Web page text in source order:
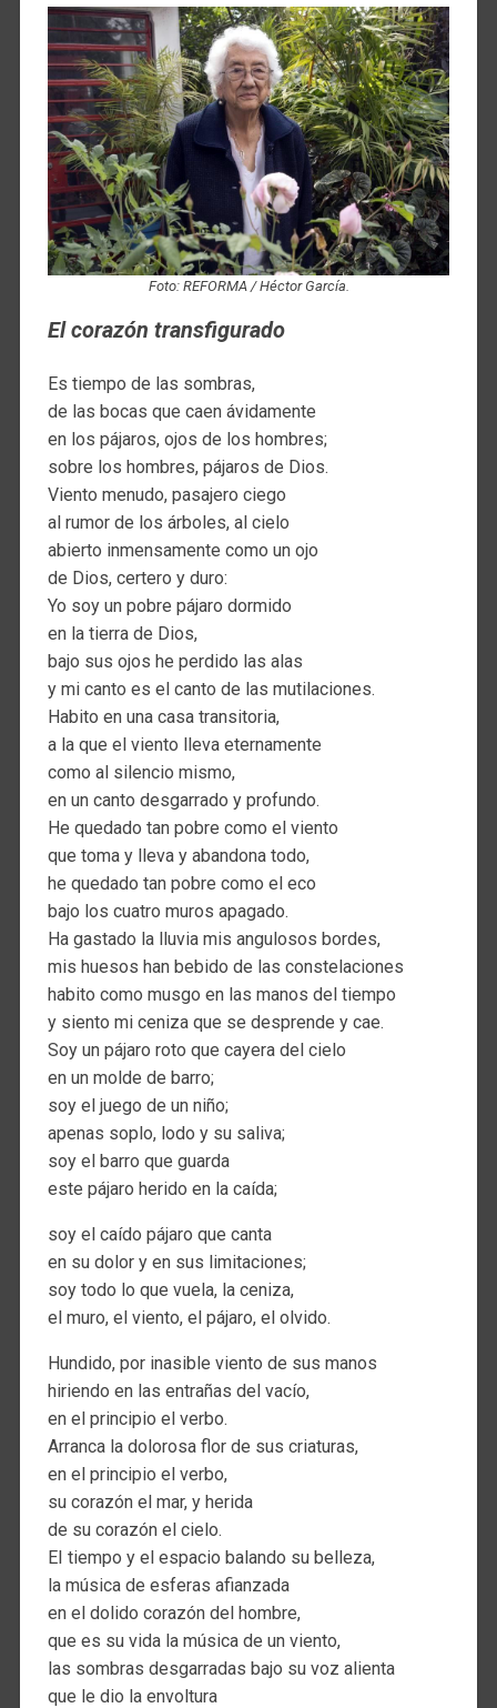
Foto: REFORMA / Héctor García.
El corazón transfigurado
Es tiempo de las sombras,
de las bocas que caen ávidamente
en los pájaros, ojos de los hombres;
sobre los hombres, pájaros de Dios.
Viento menudo, pasajero ciego
al rumor de los árboles, al cielo
abierto inmensamente como un ojo
de Dios, certero y duro:
Yo soy un pobre pájaro dormido
en la tierra de Dios,
bajo sus ojos he perdido las alas
y mi canto es el canto de las mutilaciones.
Habito en una casa transitoria,
a la que el viento lleva eternamente
como al silencio mismo,
en un canto desgarrado y profundo.
He quedado tan pobre como el viento
que toma y lleva y abandona todo,
he quedado tan pobre como el eco
bajo los cuatro muros apagado.
Ha gastado la lluvia mis angulosos bordes,
mis huesos han bebido de las constelaciones
habito como musgo en las manos del tiempo
y siento mi ceniza que se desprende y cae.
Soy un pájaro roto que cayera del cielo
en un molde de barro;
soy el juego de un niño;
apenas soplo, lodo y su saliva;
soy el barro que guarda
este pájaro herido en la caída;
soy el caído pájaro que canta
en su dolor y en sus limitaciones;
soy todo lo que vuela, la ceniza,
el muro, el viento, el pájaro, el olvido.
Hundido, por inasible viento de sus manos
hiriendo en las entrañas del vacío,
en el principio el verbo.
Arranca la dolorosa flor de sus criaturas,
en el principio el verbo,
su corazón el mar, y herida
de su corazón el cielo.
EI tiempo y el espacio balando su belleza,
la música de esferas afianzada
en el dolido corazón del hombre,
que es su vida la música de un viento,
las sombras desgarradas bajo su voz alienta
que le dio la envoltura